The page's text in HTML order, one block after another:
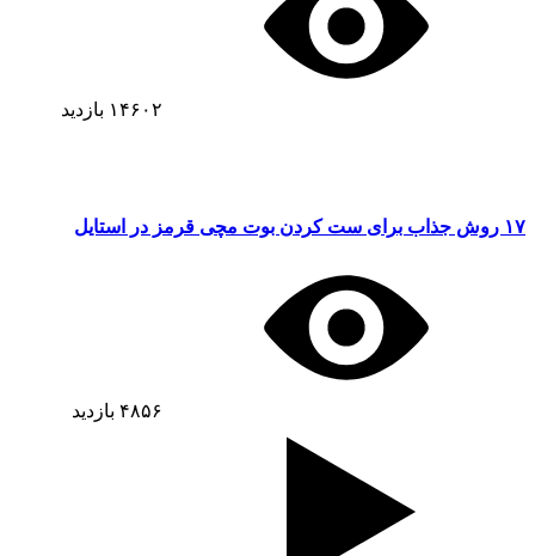
۱۴۶۰۲ بازدید
۱۷ روش جذاب برای ست کردن بوت مچی قرمز در استایل
۴۸۵۶ بازدید